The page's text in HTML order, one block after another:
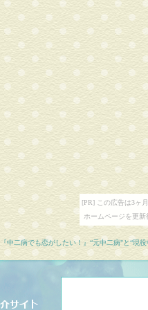
[PR] この広告は3ヶ
ホームページを更
『中二病でも恋がしたい！』“元中二病"と“現